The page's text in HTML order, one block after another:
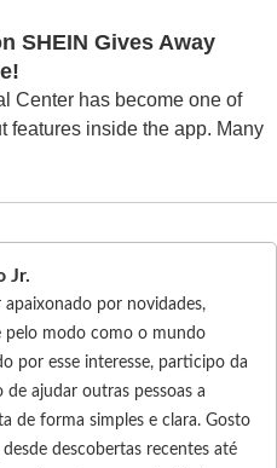
SHEIN Gives Away
Center has become one of
features inside the app. Many
Jr.
por novidades,
pelo modo como o mundo
por esse interesse, participo da
ajudar outras pessoas a
de forma simples e clara. Gosto
descobertas recentes até